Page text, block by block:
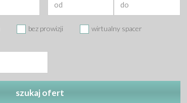
bez prowizji wirtualny spacer
szukaj ofert